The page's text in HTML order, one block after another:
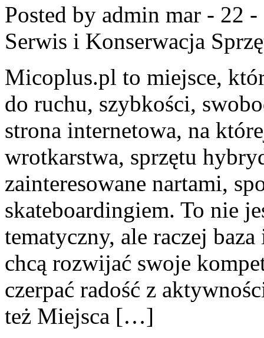
Posted by admin mar - 22 -
Serwis i Konserwacja
Micoplus.pl to miejsce,
do ruchu, szybkości,
strona internetowa, na
wrotkarstwa, sprzętu
zainteresowane nartami,
skateboardingiem. To nie
tematyczny, ale raczej
chcą rozwijać swoje
czerpać radość z
też Miejsca […]